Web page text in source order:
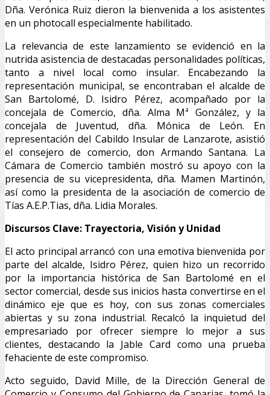
Dña. Verónica Ruiz dieron la bienvenida a los asistentes
en un photocall especialmente habilitado.
La relevancia de este lanzamiento se evidenció en la
nutrida asistencia de destacadas personalidades políticas,
tanto a nivel local como insular. Encabezando la
representación municipal, se encontraban el alcalde de
San Bartolomé, D. Isidro Pérez, acompañado por la
concejala de Comercio, dña. Alma Mª González, y la
concejala de Juventud, dña. Mónica de León. En
representación del Cabildo Insular de Lanzarote, asistió
el consejero de comercio, don Armando Santana. La
Cámara de Comercio también mostró su apoyo con la
presencia de su vicepresidenta, dña. Mamen Martinón,
así como la presidenta de la asociación de comercio de
Tías A.E.P.Tias, dña. Lidia Morales.
Discursos Clave: Trayectoria, Visión y Unidad
El acto principal arrancó con una emotiva bienvenida por
parte del alcalde, Isidro Pérez, quien hizo un recorrido
por la importancia histórica de San Bartolomé en el
sector comercial, desde sus inicios hasta convertirse en el
dinámico eje que es hoy, con sus zonas comerciales
abiertas y su zona industrial. Recalcó la inquietud del
empresariado por ofrecer siempre lo mejor a sus
clientes, destacando la Jable Card como una prueba
fehaciente de este compromiso.
Acto seguido, David Mille, de la Dirección General de